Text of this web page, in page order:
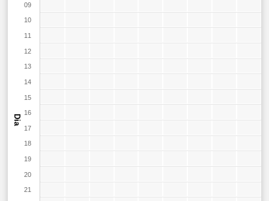
Dia
09
10
11
12
13
14
15
16
17
18
19
20
21